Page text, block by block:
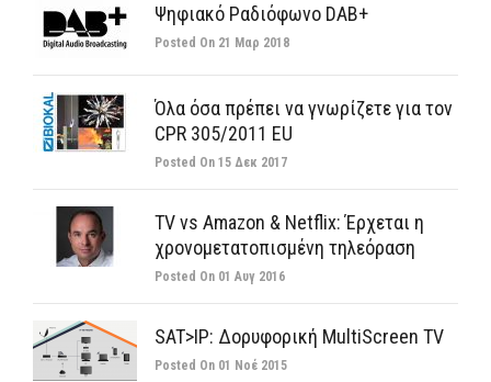
Ψηφιακό Ραδιόφωνο DAB+
Posted On 21 Μαρ 2018
Όλα όσα πρέπει να γνωρίζετε για τον
CPR 305/2011 EU
Posted On 15 Δεκ 2017
TV vs Amazon & Netflix: Έρχεται η
χρονομετατοπισμένη τηλεόραση
Posted On 01 Αυγ 2016
SAT>IP: Δορυφορική MultiScreen TV
Posted On 01 Νοέ 2015